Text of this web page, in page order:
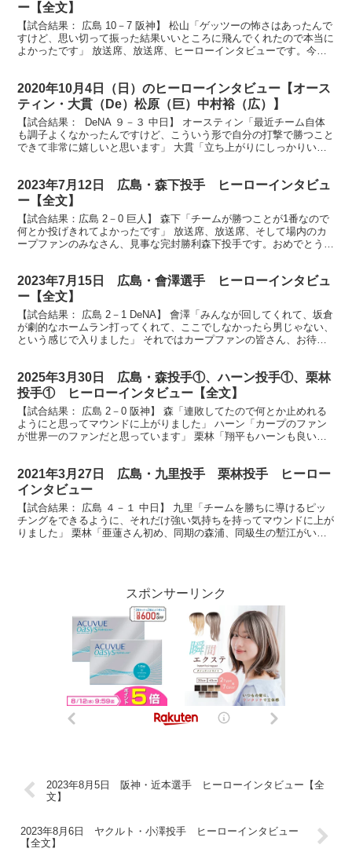
ー【全文】
【試合結果： 広島 10－7 阪神】 松山「ゲッツーの怖さはあったんで
すけど、思い切って振った結果いいところに飛んでくれたので本当に
よかったです」 放送席、放送席、ヒーローインタビューです。今日
2020年10月4日（日）のヒーローインタビュー【オース
ティン・大貫（De）松原（巨）中村裕（広）】
【試合結果： DeNA ９－３ 中日】 オースティン「最近チーム自体
も調子よくなかったんですけど、こういう形で自分の打撃で勝つこと
できて非常に嬉しいと思います」 大貫「立ち上がりにしっかりいい
2023年7月12日 広島・森下投手 ヒーローインタビュ
ー【全文】
【試合結果：広島 2－0 巨人】 森下「チームが勝つことが1番なので
何とか投げきれてよかったです」 放送席、放送席、そして場内のカ
ープファンのみなさん、見事な完封勝利森下投手です。おめでとうご
2023年7月15日 広島・會澤選手 ヒーローインタビュ
ー【全文】
【試合結果： 広島 2－1 DeNA】 會澤「みんなが回してくれて、坂倉
が劇的なホームラン打ってくれて、ここでしなかったら男じゃない、
という感じで入りました」 それではカープファンの皆さん、お待た
2025年3月30日 広島・森投手①、ハーン投手①、栗林
投手① ヒーローインタビュー【全文】
【試合結果： 広島 2－0 阪神】 森「連敗してたので何とか止めれる
ようにと思ってマウンドに上がりました」 ハーン「カープのファン
が世界一のファンだと思っています」 栗林「翔平もハーンも良いピ
2021年3月27日 広島・九里投手 栗林投手 ヒーロー
インタビュー
【試合結果： 広島 ４－１ 中日】 九里「チームを勝ちに導けるピッ
チングをできるように、それだけ強い気持ちを持ってマウンドに上が
りました」 栗林「亜蓮さん初め、同期の森浦、同級生の塹江がいい
スポンサーリンク
2023年8月5日 阪神・近本選手 ヒーローインタビュー【全
文】
2023年8月6日 ヤクルト・小澤投手 ヒーローインタビュー
【全文】